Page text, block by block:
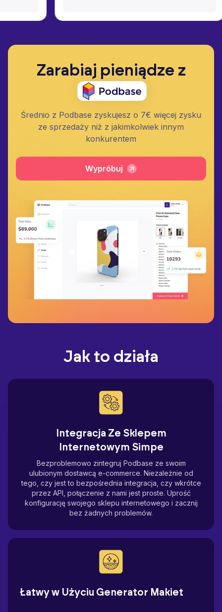
Zarabiaj pieniądze z
Średnio z Podbase zyskujesz o 7€ więcej zysku
ze sprzedaży niż z jakimkolwiek innym
konkurentem
Wypróbuj
Jak to działa
Integracja Ze Sklepem
Internetowym Simpe
Bezproblemowo zintegruj Podbase ze swoim
ulubionym dostawcą e-commerce. Niezależnie od
tego, czy jest to bezpośrednia integracja, czy wkrótce
przez API, połączenie z nami jest proste. Uprość
konfigurację swojego sklepu internetowego i zacznij
bez żadnych problemów.
Łatwy w Użyciu Generator Makiet